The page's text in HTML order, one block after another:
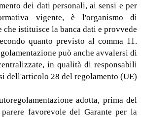
dei dati personali, ai sensi e per
vigente, è l'organismo di
che istituisce la banca dati e provvede
quanto previsto al comma 11.
può anche avvalersi di
in qualità di responsabili
dell'articolo 28 del regolamento (UE)
adotta, prima del
favorevole del Garante per la